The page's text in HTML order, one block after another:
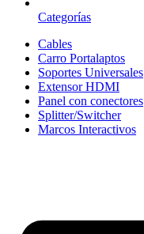
Categorías
Cables
Carro Portalaptos
Soportes Universales
Extensor HDMI
Panel con conectores
Splitter/Switcher
Marcos Interactivos